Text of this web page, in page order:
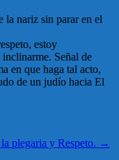
la nariz sin parar en el
estoy
inclinarme. Señal de
en que haga tal acto,
de un judío hacia El
plegaria y Respeto. →